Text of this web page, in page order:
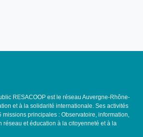
RESACOOP est le réseau Auvergne-Rhône-
et à la solidarité internationale. Ses activités
missions principales : Observatoire, information,
réseau et éducation à la citoyenneté et à la